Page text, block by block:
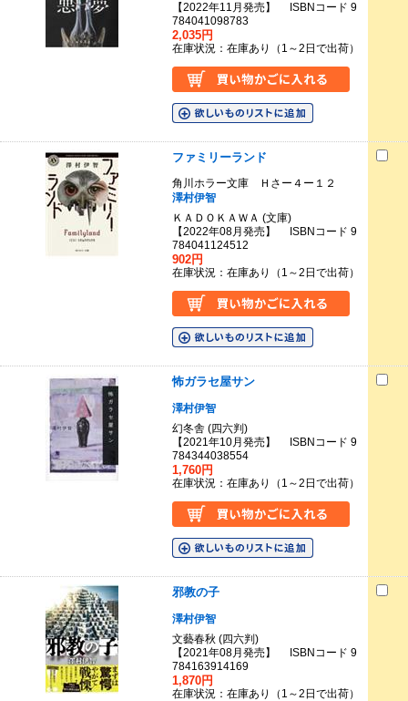
【2022年11月発売】 ISBNコード 9
784041098783
2,035円
在庫状況：在庫あり（1～2日で出荷）
ファミリーランド
角川ホラー文庫 Ｈさー４ー１２
澤村伊智
ＫＡＤＯＫＡＷＡ (文庫)
【2022年08月発売】 ISBNコード 9
784041124512
902円
在庫状況：在庫あり（1～2日で出荷）
怖ガラセ屋サン
澤村伊智
幻冬舎 (四六判)
【2021年10月発売】 ISBNコード 9
784344038554
1,760円
在庫状況：在庫あり（1～2日で出荷）
邪教の子
澤村伊智
文藝春秋 (四六判)
【2021年08月発売】 ISBNコード 9
784163914169
1,870円
在庫状況：在庫あり（1～2日で出荷）